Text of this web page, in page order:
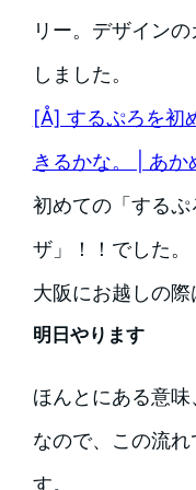
リー。デザイン
しました。
[Å] するぷろを初
きるかな。 | あ
初めての「する
ザ」！！でした。
大阪にお越しの際
明日やります
ほんとにある意味
なので、この流
す。